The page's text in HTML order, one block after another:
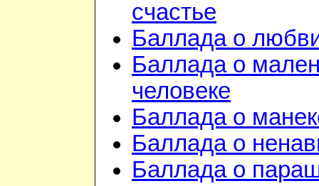
счастье
Баллада о
Баллада о
человеке
Баллада о
Баллада о
Баллада о